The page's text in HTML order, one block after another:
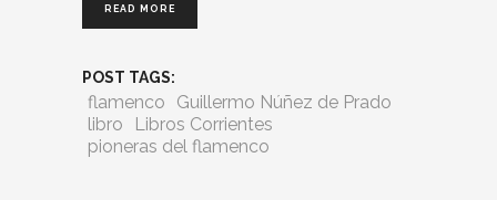
READ MORE
POST TAGS:
flamenco
Guillermo Núñez de Prado
libro
Libros Corrientes
pioneras del flamenco